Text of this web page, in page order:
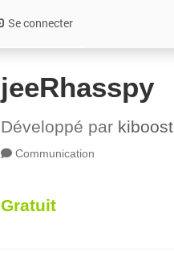
Se connecter
jeeRhasspy
Développé par kiboost
Communication
Gratuit